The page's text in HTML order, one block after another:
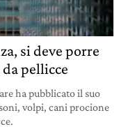
si deve porre
pellicce
ha pubblicato il suo
volpi, cani procione